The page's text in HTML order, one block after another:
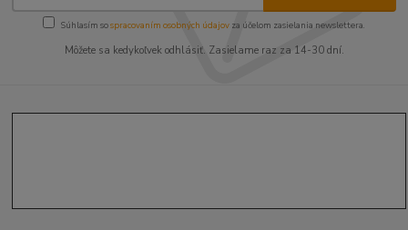
Súhlasím sospracovaním osobných údajov za účelom zasielania newslettera.
Môžete sa kedykoľvek odhlásiť. Zasielame raz za 14-30 dní.